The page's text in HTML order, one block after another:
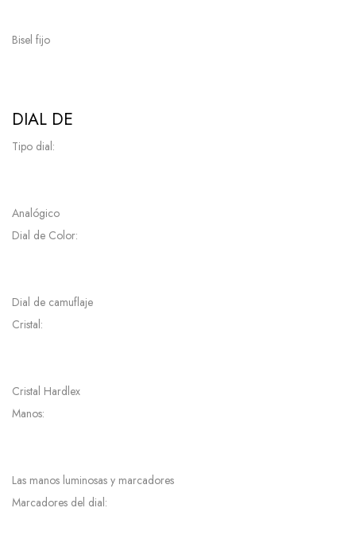
Bisel fijo
DIAL DE
Tipo dial:
Analógico
Dial de Color:
Dial de camuflaje
Cristal:
Cristal Hardlex
Manos:
Las manos luminosas y marcadores
Marcadores del dial: